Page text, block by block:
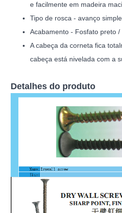
e facilmente em madeira
Tipo de rosca - avanço
Acabamento - Fosfato preto /
A cabeça da corneta fica
cabeça está nivelada com a
Detalhes do produto